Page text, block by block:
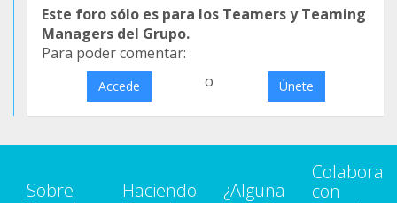
Este foro sólo es para los Teamers y Teaming
Managers del Grupo.
Para poder comentar:
Accede o Únete
Sobre
Haciendo
¿Alguna
Colabora
con